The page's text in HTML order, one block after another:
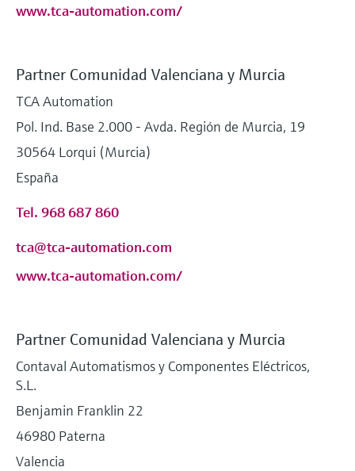
www.tca-automation.com/
Partner Comunidad Valenciana y Murcia
TCA Automation
Pol. Ind. Base 2.000 - Avda. Región de Murcia, 19
30564 Lorqui (Murcia)
España
Tel. 968 687 860
tca@tca-automation.com
www.tca-automation.com/
Partner Comunidad Valenciana y Murcia
Contaval Automatismos y Componentes Eléctricos,
S.L.
Benjamin Franklin 22
46980 Paterna
Valencia